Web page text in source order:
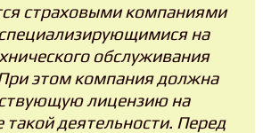
страховыми компаниями
на
обслуживания
этом компания должна
лицензию на
такой деятельности. Перед